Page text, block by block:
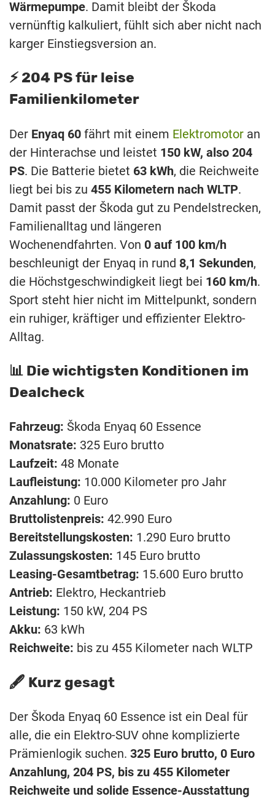
Wärmepumpe. Damit bleibt der Škoda
vernünftig kalkuliert, fühlt sich aber nicht nach
karger Einstiegsversion an.
⚡️ 204 PS für leise
Familienkilometer
Der Enyaq 60 fährt mit einem Elektromotor an
der Hinterachse und leistet 150 kW, also 204
PS. Die Batterie bietet 63 kWh, die Reichweite
liegt bei bis zu 455 Kilometern nach WLTP.
Damit passt der Škoda gut zu Pendelstrecken,
Familienalltag und längeren
Wochenendfahrten. Von 0 auf 100 km/h
beschleunigt der Enyaq in rund 8,1 Sekunden,
die Höchstgeschwindigkeit liegt bei 160 km/h.
Sport steht hier nicht im Mittelpunkt, sondern
ein ruhiger, kräftiger und effizienter Elektro-
Alltag.
📊 Die wichtigsten Konditionen im
Dealcheck
Fahrzeug: Škoda Enyaq 60 Essence
Monatsrate: 325 Euro brutto
Laufzeit: 48 Monate
Laufleistung: 10.000 Kilometer pro Jahr
Anzahlung: 0 Euro
Bruttolistenpreis: 42.990 Euro
Bereitstellungskosten: 1.290 Euro brutto
Zulassungskosten: 145 Euro brutto
Leasing-Gesamtbetrag: 15.600 Euro brutto
Antrieb: Elektro, Heckantrieb
Leistung: 150 kW, 204 PS
Akku: 63 kWh
Reichweite: bis zu 455 Kilometer nach WLTP
🖋️ Kurz gesagt
Der Škoda Enyaq 60 Essence ist ein Deal für
alle, die ein Elektro-SUV ohne komplizierte
Prämienlogik suchen. 325 Euro brutto, 0 Euro
Anzahlung, 204 PS, bis zu 455 Kilometer
Reichweite und solide Essence-Ausstattung